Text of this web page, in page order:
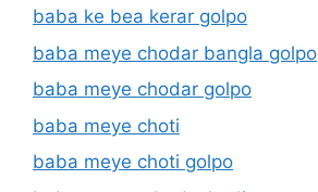
baba ke bea kerar golpo
baba meye chodar bangla golpo
baba meye chodar golpo
baba meye choti
baba meye choti golpo